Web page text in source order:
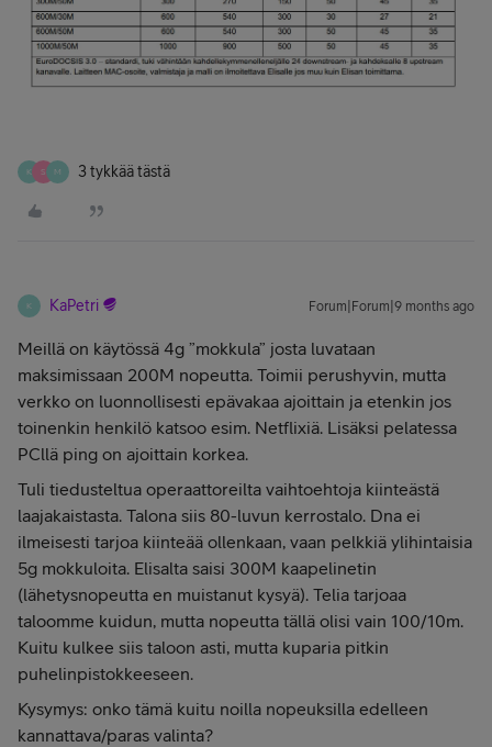
K S M 3 tykkää tästä
K KaPetri Forum|Forum|9 months ago
Meillä on käytössä 4g ”mokkula” josta luvataan
maksimissaan 200M nopeutta. Toimii perushyvin, mutta
verkko on luonnollisesti epävakaa ajoittain ja etenkin jos
toinenkin henkilö katsoo esim. Netflixiä. Lisäksi pelatessa
PCllä ping on ajoittain korkea.
Tuli tiedusteltua operaattoreilta vaihtoehtoja kiinteästä
laajakaistasta. Talona siis 80-luvun kerrostalo. Dna ei
ilmeisesti tarjoa kiinteää ollenkaan, vaan pelkkiä ylihintaisia
5g mokkuloita. Elisalta saisi 300M kaapelinetin
(lähetysnopeutta en muistanut kysyä). Telia tarjoaa
taloomme kuidun, mutta nopeutta tällä olisi vain 100/10m.
Kuitu kulkee siis taloon asti, mutta kuparia pitkin
puhelinpistokkeeseen.
Kysymys: onko tämä kuitu noilla nopeuksilla edelleen
kannattava/paras valinta?